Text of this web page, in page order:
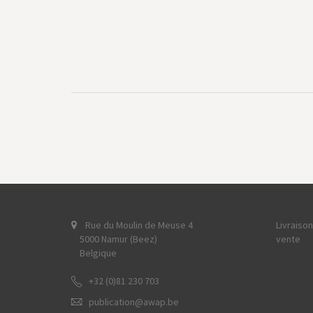
Rue du Moulin de Meuse 4
5000 Namur (Beez)
Belgique
+32 (0)81 230 703
publication@awap.be
vente